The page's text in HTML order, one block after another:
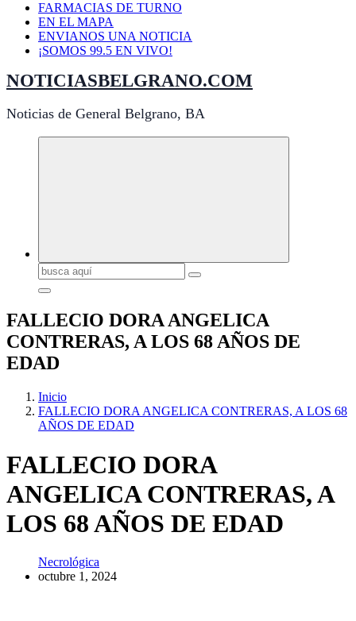
FARMACIAS DE TURNO
EN EL MAPA
ENVIANOS UNA NOTICIA
¡SOMOS 99.5 EN VIVO!
NOTICIASBELGRANO.COM
Noticias de General Belgrano, BA
Buscar:
FALLECIO DORA ANGELICA
CONTRERAS, A LOS 68 AÑOS DE
EDAD
Inicio
FALLECIO DORA ANGELICA CONTRERAS, A LOS 68
AÑOS DE EDAD
FALLECIO DORA
ANGELICA CONTRERAS, A
LOS 68 AÑOS DE EDAD
Necrológica
octubre 1, 2024